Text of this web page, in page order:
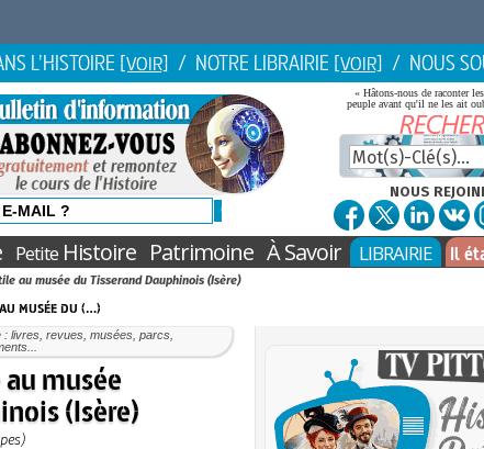
L'HISTOIRE [VOIR] / NOTRE LIBRAIRIE [VOIR] / NOUS
« Hâtons-nous de raconter
peuple avant qu'il ne les ait
NOUS
PetiteHistoire Patrimoine À Savoir LIBRAIRIE Il
au musée du Tisserand Dauphinois (Isère)
musée du (…)
livres, revues, musées, parcs,
musée
(Isère)